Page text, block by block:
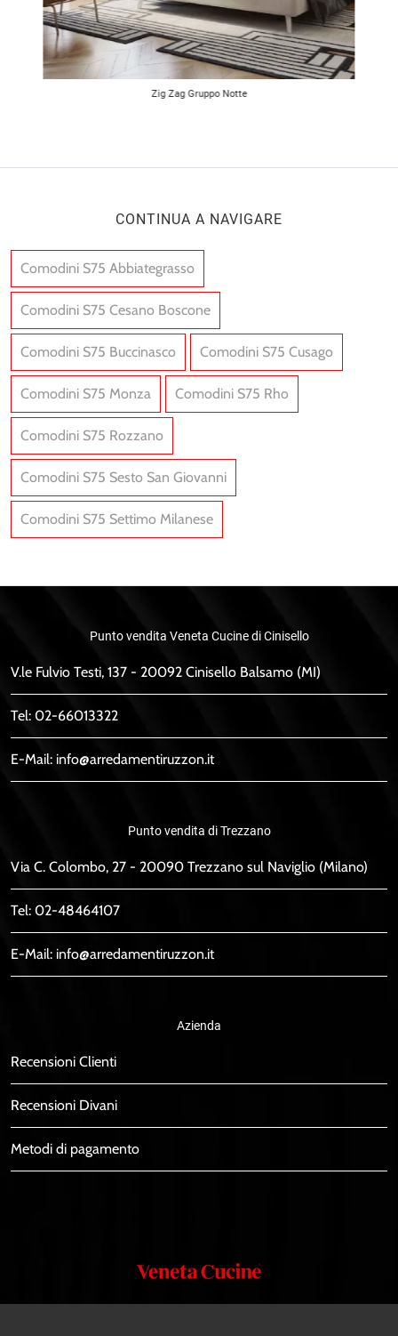
Zig Zag Gruppo Notte
CONTINUA A NAVIGARE
Comodini S75 Abbiategrasso
Comodini S75 Cesano Boscone
Comodini S75 Buccinasco Comodini S75 Cusago
Comodini S75 Monza Comodini S75 Rho
Comodini S75 Rozzano
Comodini S75 Sesto San Giovanni
Comodini S75 Settimo Milanese
Punto vendita Veneta Cucine di Cinisello
V.le Fulvio Testi, 137 - 20092 Cinisello Balsamo (MI)
Tel: 02-66013322
E-Mail: info@arredamentiruzzon.it
Punto vendita di Trezzano
Via C. Colombo, 27 - 20090 Trezzano sul Naviglio (Milano)
Tel: 02-48464107
E-Mail: info@arredamentiruzzon.it
Azienda
Recensioni Clienti
Recensioni Divani
Metodi di pagamento
Veneta